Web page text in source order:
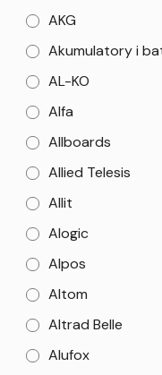
AKG
Akumulatory i
AL-KO
Alfa
Allboards
Allied Telesis
Allit
Alogic
Alpos
Altom
Altrad Belle
Alufox